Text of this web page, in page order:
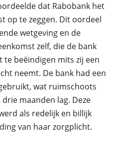
dat Rabobank het
op te zeggen. Dit oordeel
wetgeving en de
zelf, die de bank
beëindigen mits zij een
neemt. De bank had een
wat ruimschoots
maanden lag. Deze
als redelijk en billijk
van haar zorgplicht.